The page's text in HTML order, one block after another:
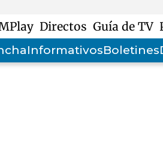
Directos Guía de TV
InformativosBoletines